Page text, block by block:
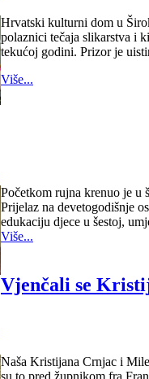
Hrvatski kulturni dom u
polaznici tečaja slikarstva i
tekućoj godini. Prizor je
Više...
Početkom rujna krenuo je u
Prijelaz na devetogodišnje
edukaciju djece u šestoj,
Više...
Vjenčali se
Naša Kristijana Crnjac i